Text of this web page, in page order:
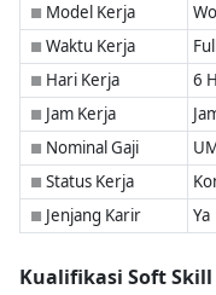
■ Model Kerja
■ Waktu Kerja
■ Hari Kerja 6
■ Jam Kerja
■ Nominal Gaji
■ Status Kerja
■ Jenjang Karir Ya
Kualifikasi Soft Skill